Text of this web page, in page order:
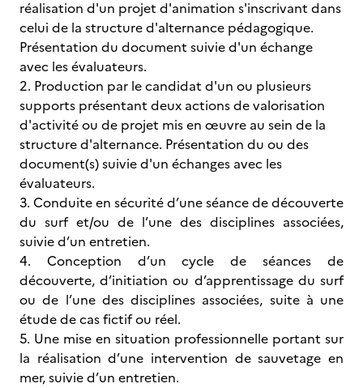
réalisation d'un projet d'animation s'inscrivant dans
celui de la structure d'alternance pédagogique.
Présentation du document suivie d'un échange
avec les évaluateurs.
2. Production par le candidat d'un ou plusieurs
supports présentant deux actions de valorisation
d'activité ou de projet mis en œuvre au sein de la
structure d'alternance. Présentation du ou des
document(s) suivie d'un échanges avec les
évaluateurs.
3. Conduite en sécurité d’une séance de découverte
du surf et/ou de l’une des disciplines associées,
suivie d’un entretien.
4. Conception d’un cycle de séances de
découverte, d’initiation ou d’apprentissage du surf
ou de l’une des disciplines associées, suite à une
étude de cas fictif ou réel.
5. Une mise en situation professionnelle portant sur
la réalisation d’une intervention de sauvetage en
mer, suivie d’un entretien.